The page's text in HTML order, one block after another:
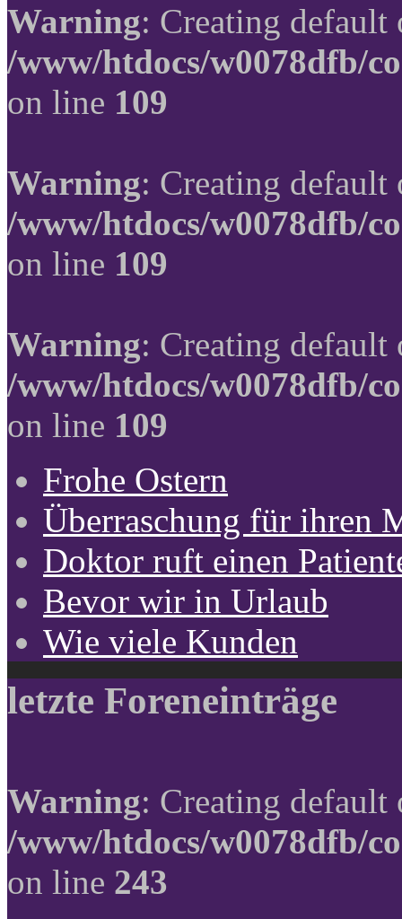
Warning: Creating
/www/htdocs/w0078dfb/
on line 109
Warning: Creating
/www/htdocs/w0078dfb/
on line 109
Warning: Creating
/www/htdocs/w0078dfb/
on line 109
Frohe Ostern
Überraschung für ihren
Doktor ruft einen
Bevor wir in Urlaub
Wie viele Kunden
letzte Foreneinträge
Warning: Creating
/www/htdocs/w0078dfb/
on line 243